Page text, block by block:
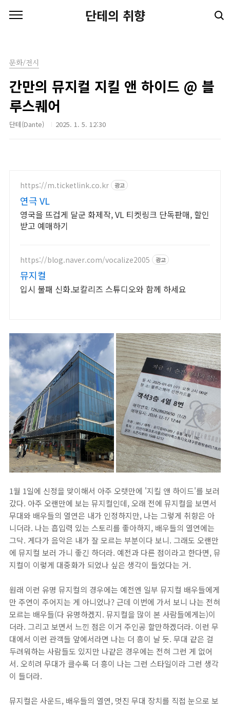
단테의 취향
문화/전시
간만의 뮤지컬 지킬 앤 하이드 @ 블
루스퀘어
단테(Dante) 2025. 1. 5. 12:30
https://m.ticketlink.co.kr 광고
연극 VL
영국을 뜨겁게 달군 화제작, VL 티켓링크 단독판매, 할인
받고 예매하기
https://blog.naver.com/vocalize2005 광고
뮤지컬
입시 불패 신화.보칼리즈 스튜디오와 함께 하세요
1월 1일에 신정을 맞이해서 아주 오랫만에 '지킬 앤 하이드'를 보러
갔다. 아주 오랜만에 보는 뮤지컬인데, 오래 전에 뮤지컬을 보면서
무대와 배우들의 열연은 내가 인정하지만, 나는 그렇게 취향은 아
니더라. 나는 흡입력 있는 스토리를 좋아하지, 배우들의 열연에는
그닥. 게다가 음악은 내가 잘 모르는 부분이다 보니. 그래도 오랜만
에 뮤지컬 보러 가니 좋긴 하더라. 예전과 다른 점이라고 한다면, 뮤
지컬이 이렇게 대중화가 되었나 싶은 생각이 들었다는 거.
원래 이런 유명 뮤지컬의 경우에는 예전엔 일부 뮤지컬 배우들에게
만 주연이 주어지는 게 아니었나? 근데 이번에 가서 보니 나는 전혀
모르는 배우들(다 유명하겠지. 뮤지컬을 많이 본 사람들에게는)이
더라. 그리고 보면서 느낀 점은 이거 주인공 할만하겠더라. 이런 무
대에서 이런 관객들 앞에서라면 나는 더 흥이 날 듯. 무대 같은 걸
두려워하는 사람들도 있지만 나같은 경우에는 전혀 그런 게 없어
서. 오히려 무대가 클수록 더 흥이 나는 그런 스타일이라 그런 생각
이 들더라.
뮤지컬은 사운드, 배우들의 열연, 멋진 무대 장치를 직접 눈으로 보